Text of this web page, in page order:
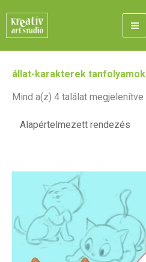
állat-karakterek tanfolyamok
Mind a(z) 4 találat megjelenítve